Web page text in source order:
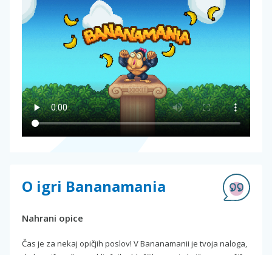
O igri Bananamania
Nahrani opice
Čas je za nekaj opičjih poslov! V Bananamanii je tvoja naloga,